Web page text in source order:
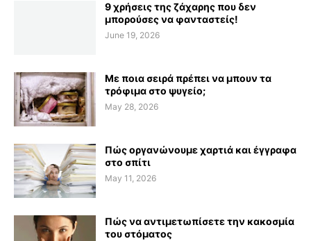
9 χρήσεις της ζάχαρης που δεν
μπορούσες να φανταστείς!
June 19, 2026
Με ποια σειρά πρέπει να μπουν τα
τρόφιμα στο ψυγείο;
May 28, 2026
Πώς οργανώνουμε χαρτιά και έγγραφα
στο σπίτι
May 11, 2026
Πώς να αντιμετωπίσετε την κακοσμία
του στόματος